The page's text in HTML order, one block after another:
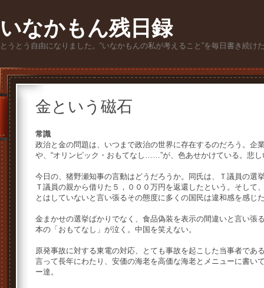
いなかもん残日録
とうとう自由になりました。“いなかもんの私が考えること”を毎日書き続け
金という磁石
常識
政治と金の問題は、いつまで政治の世界に存在するのだろう。企
や、“オリンピック・おもてなし……”が、色あせかけている。悲し
今日の、猪野瀬知事の言動はどうだろうか。同氏は、Ｔ議員の選
Ｔ議員の親から借りた５，０００万円を返還したという。そして
とはしていないと言い張るその態度に多くの国民は違和感を感じ
金まかせの選挙ばかりでなく、食品偽装を表示の間違いと言い張
本の「おもてなし」が泣く。中国を笑えない。
原発事故に対する東電の対応、とても事故を起こした当事者であ
言って長年にわたり、安価の海老を高価な海老とメニューに書い
ー達。